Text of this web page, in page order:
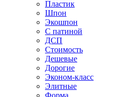
Пластик
Шпон
Экошпон
С патиной
ДСП
Стоимость
Дешевые
Дорогие
Эконом-класс
Элитные
Форма